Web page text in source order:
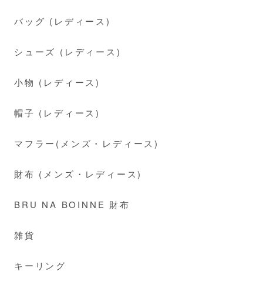
バッグ (レディース)
シューズ (レディース)
小物 (レディース)
帽子 (レディース)
マフラー(メンズ・レディース)
財布 (メンズ・レディース)
BRU NA BOINNE 財布
雑貨
キーリング